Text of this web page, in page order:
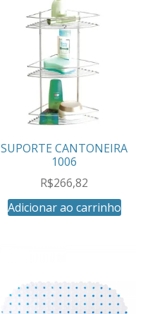
SUPORTE CANTONEIRA
1006
R$266,82
Adicionar ao carrinho